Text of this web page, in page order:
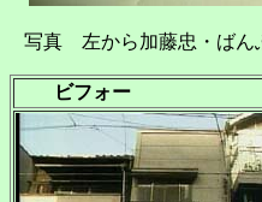
写真 左から加藤忠・ばん
ビフォー